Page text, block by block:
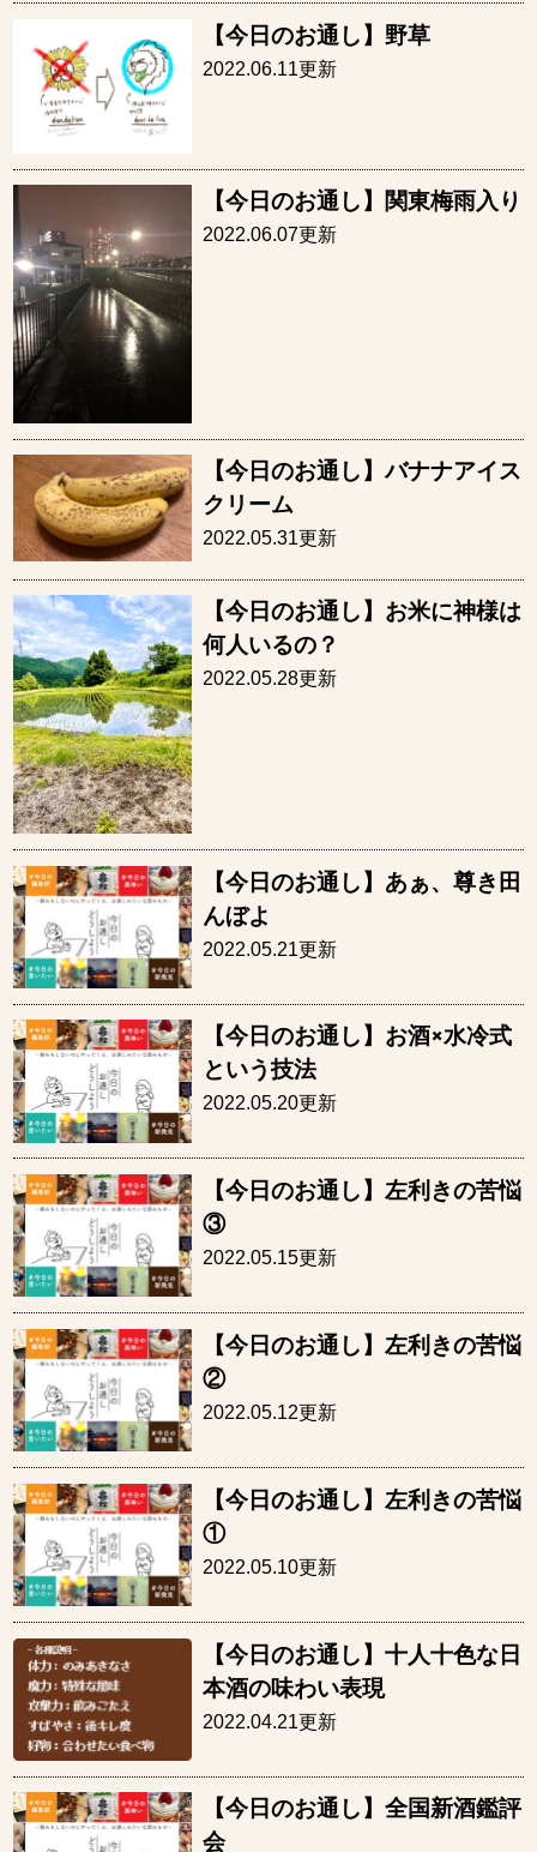
【今日のお通し】野草
2022.06.11更新
【今日のお通し】関東梅雨入り
2022.06.07更新
【今日のお通し】バナナアイス
クリーム
2022.05.31更新
【今日のお通し】お米に神様は
何人いるの？
2022.05.28更新
【今日のお通し】あぁ、尊き田
んぼよ
2022.05.21更新
【今日のお通し】お酒×水冷式
という技法
2022.05.20更新
【今日のお通し】左利きの苦悩
③
2022.05.15更新
【今日のお通し】左利きの苦悩
②
2022.05.12更新
【今日のお通し】左利きの苦悩
①
2022.05.10更新
【今日のお通し】十人十色な日
本酒の味わい表現
2022.04.21更新
【今日のお通し】全国新酒鑑評
会